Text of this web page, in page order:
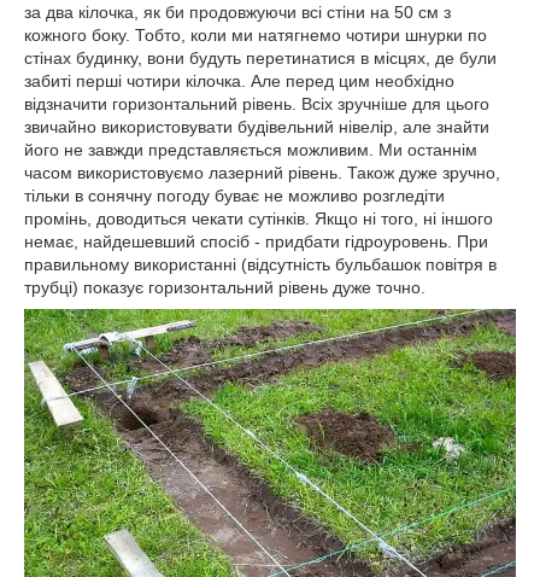
за два кілочка, як би продовжуючи всі стіни на 50 см з
кожного боку. Тобто, коли ми натягнемо чотири шнурки по
стінах будинку, вони будуть перетинатися в місцях, де були
забиті перші чотири кілочка. Але перед цим необхідно
відзначити горизонтальний рівень. Всіх зручніше для цього
звичайно використовувати будівельний нівелір, але знайти
його не завжди представляється можливим. Ми останнім
часом використовуємо лазерний рівень. Також дуже зручно,
тільки в сонячну погоду буває не можливо розгледіти
промінь, доводиться чекати сутінків. Якщо ні того, ні іншого
немає, найдешевший спосіб - придбати гідроуровень. При
правильному використанні (відсутність бульбашок повітря в
трубці) показує горизонтальний рівень дуже точно.